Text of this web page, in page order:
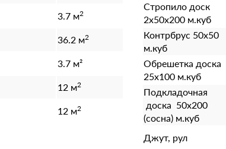
3.7 м2
36.2 м2
3.7 м²
12 м2
12 м2
Стропило доск
2х50х200 м.куб
Контрбрус 50х50
м.куб
Обрешетка доска
25х100 м.куб
Подкладочная
доска 50х200
(сосна) м.куб
Джут, рул